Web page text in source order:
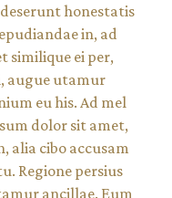
honestatis
in, ad
similique ei per,
augue utamur
eu his. Ad mel
dolor sit amet,
alia cibo accusam
Regione persius
ancillae. Eum